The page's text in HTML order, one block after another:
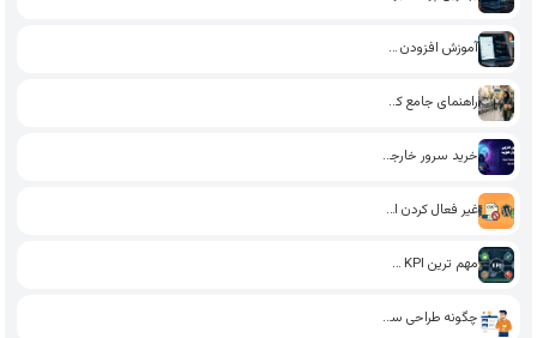
آموزش افزودن فونت به وردپرس…
راهنمای جامع کسب درآمد پاره…
خرید سرور خارجی بدون احراز…
غیر فعال کردن استایل گوتنبرگ…
مهم ترین KPI سئو تاثیرگذار…
چگونه طراحی سایت یاد بگیریم؟…